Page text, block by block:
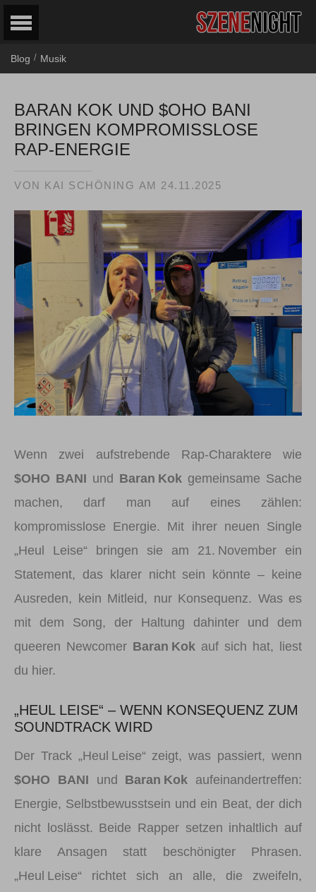
Blog / Musik
BARAN KOK UND $OHO BANI
BRINGEN KOMPROMISSLOSE
RAP-ENERGIE
VON KAI SCHÖNING AM 24.11.2025
Wenn zwei aufstrebende Rap-Charaktere wie
$OHO BANI und Baran Kok gemeinsame Sache
machen, darf man auf eines zählen:
kompromisslose Energie. Mit ihrer neuen Single
„Heul Leise“ bringen sie am 21. November ein
Statement, das klarer nicht sein könnte – keine
Ausreden, kein Mitleid, nur Konsequenz. Was es
mit dem Song, der Haltung dahinter und dem
queeren Newcomer Baran Kok auf sich hat, liest
du hier.
„HEUL LEISE“ – WENN KONSEQUENZ ZUM
SOUNDTRACK WIRD
Der Track „Heul Leise“ zeigt, was passiert, wenn
$OHO BANI und Baran Kok aufeinandertreffen:
Energie, Selbstbewusstsein und ein Beat, der dich
nicht loslässt. Beide Rapper setzen inhaltlich auf
klare Ansagen statt beschönigter Phrasen.
„Heul Leise“ richtet sich an alle, die zweifeln,